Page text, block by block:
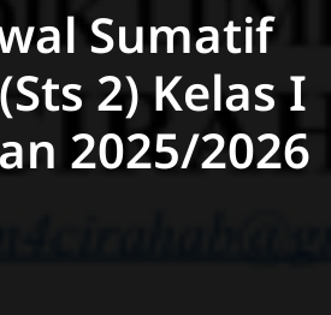
Sumatif
2) Kelas I
2025/2026